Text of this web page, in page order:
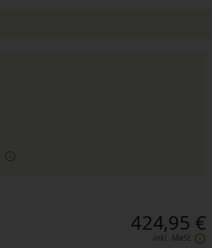
424,95 €
inkl. MwSt.